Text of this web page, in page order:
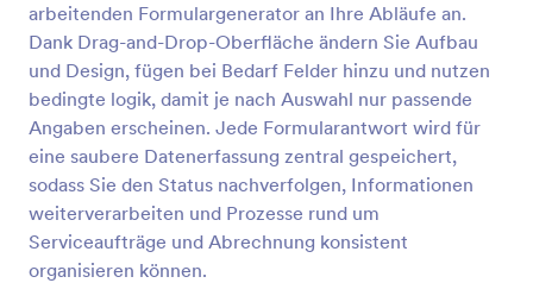
arbeitenden Formulargenerator an Ihre Abläufe an.
Dank Drag-and-Drop-Oberfläche ändern Sie Aufbau
und Design, fügen bei Bedarf Felder hinzu und nutzen
bedingte logik, damit je nach Auswahl nur passende
Angaben erscheinen. Jede Formularantwort wird für
eine saubere Datenerfassung zentral gespeichert,
sodass Sie den Status nachverfolgen, Informationen
weiterverarbeiten und Prozesse rund um
Serviceaufträge und Abrechnung konsistent
organisieren können.
Fahrzeug Checkliste
Eine Checklistenvorlage für Fahrzeuginspektionen
ist eine Liste von Fahrzeugteilen, die geprüft
werden, um beim Kauf eines Fahrzeugs einen
Nachweis über die Geschichte, Sicherheit und den
Wert eines Fahrzeugs zu erbringen.
Go to Category:
Dienstleistungsformulare